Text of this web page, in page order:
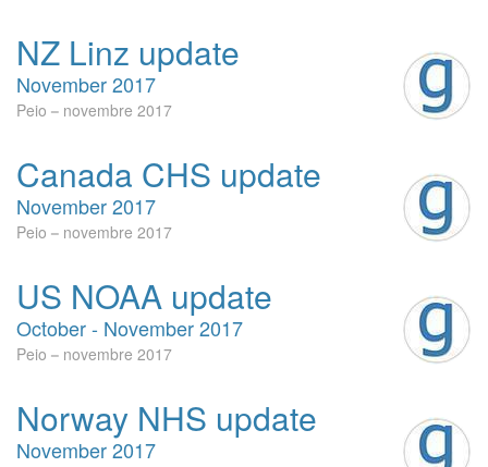
NZ Linz update
November 2017
Peio novembre 2017
Canada CHS update
November 2017
Peio novembre 2017
US NOAA update
October - November 2017
Peio novembre 2017
Norway NHS update
November 2017